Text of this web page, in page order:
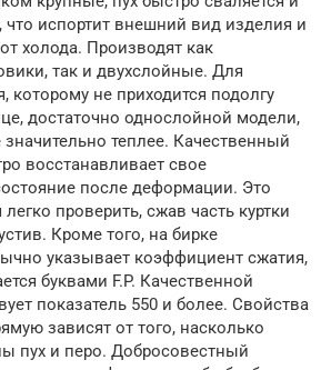
что испортит внешний вид изделия и
холода. Производят как
так и двухслойные. Для
которому не приходится подолгу
достаточно однослойной модели,
теплее. Качественный
восстанавливает свое
после деформации. Это
проверить, сжав часть куртки
Кроме того, на бирке
указывает коэффициент сжатия,
буквами F.P. Качественной
показатель 550 и более. Свойства
зависят от того, насколько
пух и перо. Добросовестный